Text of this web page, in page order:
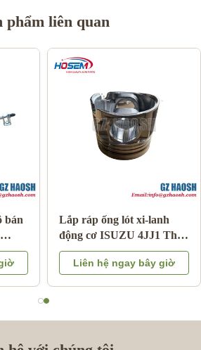
phẩm liên quan
bán
Lắp ráp ống lót xi-lanh
động cơ ISUZU 4JJ1 Thay
thế OEM Bảo hành 3
tháng
Liên hệ ngay bây giờ